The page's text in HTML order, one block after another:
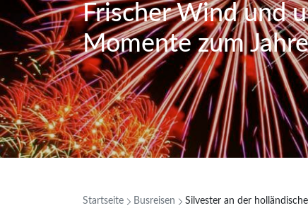
Frischer Wind und
Momente zum
Startseite Busreisen Silvester an der